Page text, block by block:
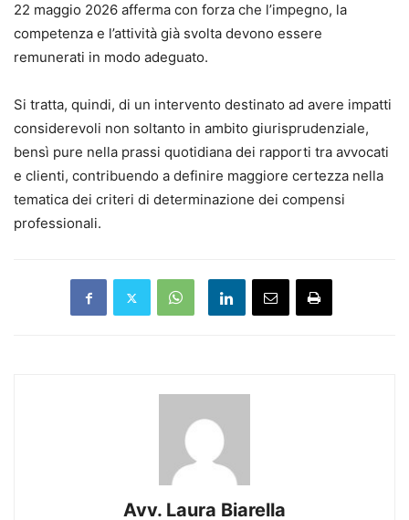
22 maggio 2026 afferma con forza che l’impegno, la
competenza e l’attività già svolta devono essere
remunerati in modo adeguato.
Si tratta, quindi, di un intervento destinato ad avere impatti
considerevoli non soltanto in ambito giurisprudenziale,
bensì pure nella prassi quotidiana dei rapporti tra avvocati
e clienti, contribuendo a definire maggiore certezza nella
tematica dei criteri di determinazione dei compensi
professionali.
Avv. Laura Biarella